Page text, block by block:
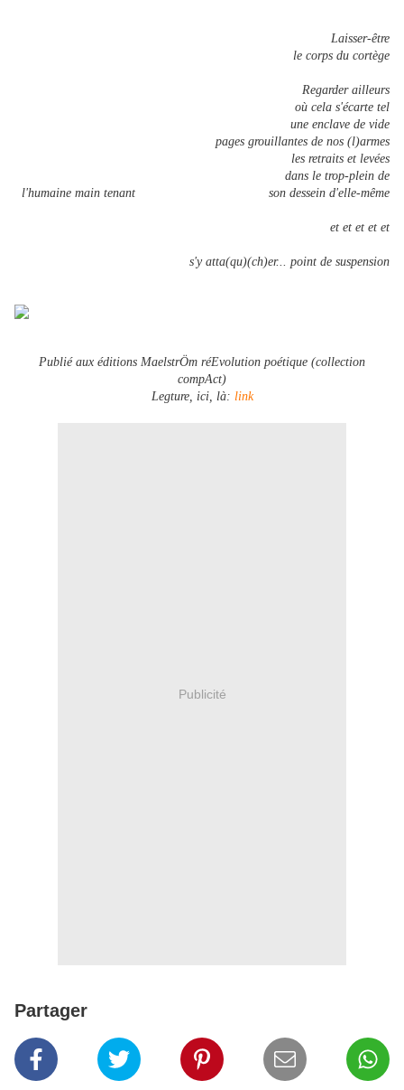
Laisser-être
le corps du cortège
Regarder ailleurs
où cela s'écarte tel
une enclave de vide
pages grouillantes de nos (l)armes
les retraits et levées
dans le trop-plein de
l'humaine main tenant son dessein d'elle-même
et et et et et
s'y atta(qu)(ch)er... point de suspension
Publié aux éditions MaelstrÖm réEvolution poétique (collection
compAct)
Legture, ici, là: link
Publicité
Partager